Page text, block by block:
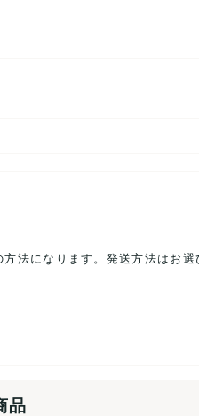
法になります。発送方法はお選
、トラブルを避けるため、神
ビュー記載前に必ずコメント
品